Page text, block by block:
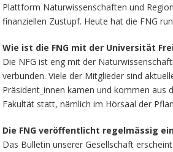
Plattform Naturwissenschaften und
finanziellen Zustupf. Heute hat die FNG
Wie ist die FNG mit der Universität
Die NFG ist eng mit der
verbunden. Viele der Mitglieder sind
Präsident_innen kamen und kommen aus
Fakultät statt, nämlich im Hörsaal der
Die FNG veröffentlicht regelmässig
Das Bulletin unserer Gesellschaft